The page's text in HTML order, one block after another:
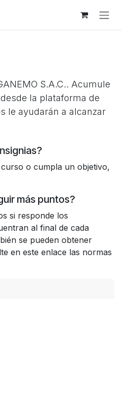
S.A.C.. Acumule
la plataforma de
le ayudarán a alcanzar
o cumpla un objetivo,
más puntos?
si responde los
al final de cada
se pueden obtener
en este enlace las normas